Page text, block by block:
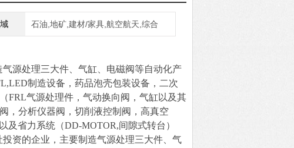
石油,地矿,建材/家具,航空航天,综合
源处理三大件、气缸、电磁阀等自动化产
制造设备，药品泡壳包装设备，二次
FRL气源处理件，气动换向阀，气缸以及其
，分析仪器阀，切削液控制阀，高真空
及省力系统（DD-MOTOR,间隙式转台）
资的企业，主要制造气源处理三大件、气